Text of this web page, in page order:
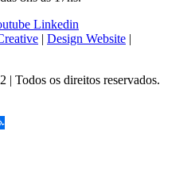
Linkedin
| Design Website |
| Todos os direitos reservados.